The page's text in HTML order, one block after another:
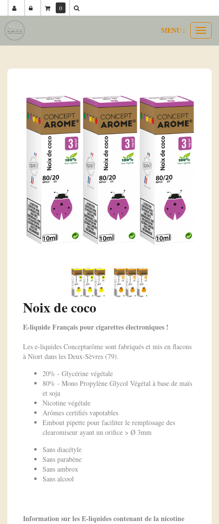
MENU :
concept arôme 80 20
Noix de coco
E-liquide Français pour cigarettes électroniques !
Les e-liquides Conceptarôme sont fabriqués et mis en flacons
à Niort dans les Deux-Sèvres (79).
20% - Glycérine végétale
80% - Mono Propylène Glycol Végétal à base de maïs
et soja
Nicotine végétale
Arômes certifiés vapotables
Embout pipette pour faciliter le remplissage des
clearomiseur ayant un orifice > Ø 3mm
Sans diacétyle
Sans parabène
Sans ambrox
Sans alcool
Information sur les E-liquides contenant de la nicotine
0